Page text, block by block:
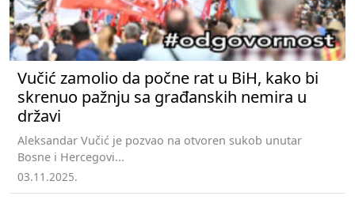
Vučić zamolio da počne rat u BiH, kako bi
skrenuo pažnju sa građanskih nemira u
državi
Aleksandar Vučić je pozvao na otvoren sukob unutar
Bosne i Hercegovi...
03.11.2025.